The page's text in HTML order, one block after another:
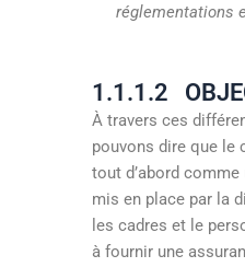
réglementations
1.1.1.2
À travers ces
pouvons dire que le
tout d’abord
mis en place par la
les cadres et le
à fournir une